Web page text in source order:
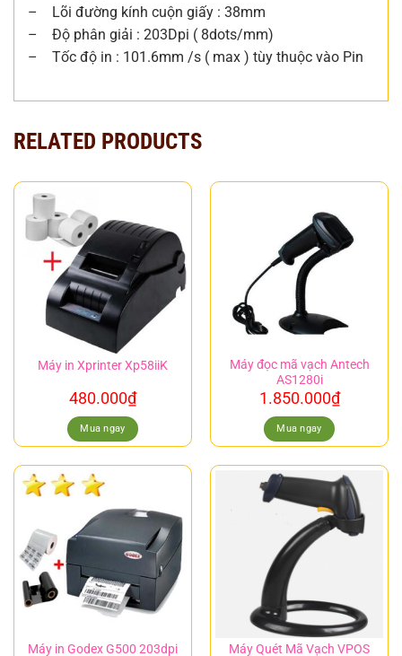
– Lõi đường kính cuộn giấy : 38mm
– Độ phân giải : 203Dpi ( 8dots/mm)
– Tốc độ in : 101.6mm /s ( max ) tùy thuộc vào Pin
RELATED PRODUCTS
Máy in Xprinter Xp58iiK
480.000₫
Mua ngay
Máy đọc mã vạch Antech
AS1280i
1.850.000₫
Mua ngay
Máy in Godex G500 203dpi Máy Quét Mã Vạch VPOS